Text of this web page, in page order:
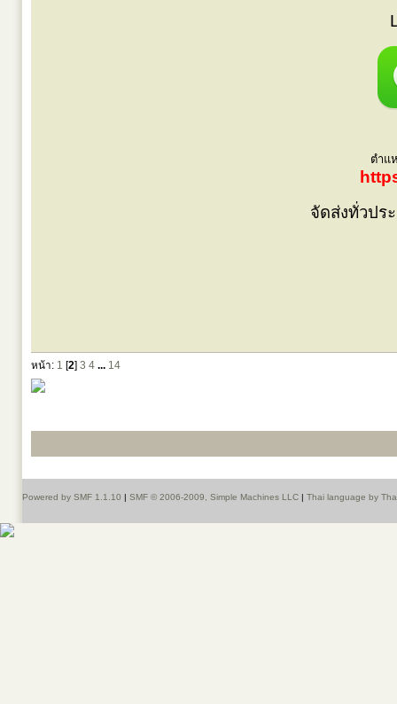
ตำแ
จัดส่งทั่วปร
หน้า: 1 [2] 3 4 ... 14
Powered by SMF 1.1.10 | SMF © 2006-2009, Simple Machines LLC | Thai language by